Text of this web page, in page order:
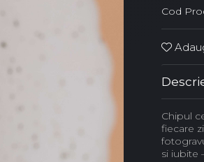
Cod
Chipul
fiecare
si iubite